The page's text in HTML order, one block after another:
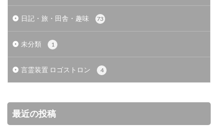
日記・旅・田舎・趣味 73
未分類 1
言霊装置 ロゴストロン 4
最近の投稿